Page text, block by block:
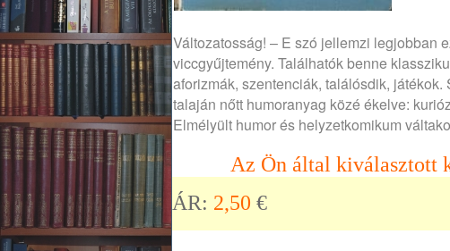
Változatosság! – E szó jellemzi legjobban
viccgyűjtemény. Találhatók benne
aforizmák, szentenciák, találósdik,
talaján nőtt humoranyag közé ékelve:
Elmélyült humor és helyzetkomikum
Az Ön által kiválasztott
ÁR: 2,50 €